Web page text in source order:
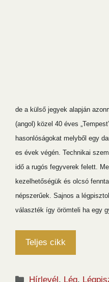
de a külső jegyek alapján
(angol) közel 40 éves
hasonlóságokat melyből egy
es évek végén. Technikai
idő a rugós fegyverek felett.
kezelhetőségük és olcsó
népszerűek. Sajnos a
választék így örömteli ha egy
Teljes cikk
Kategória
Hírlevél, Lég,